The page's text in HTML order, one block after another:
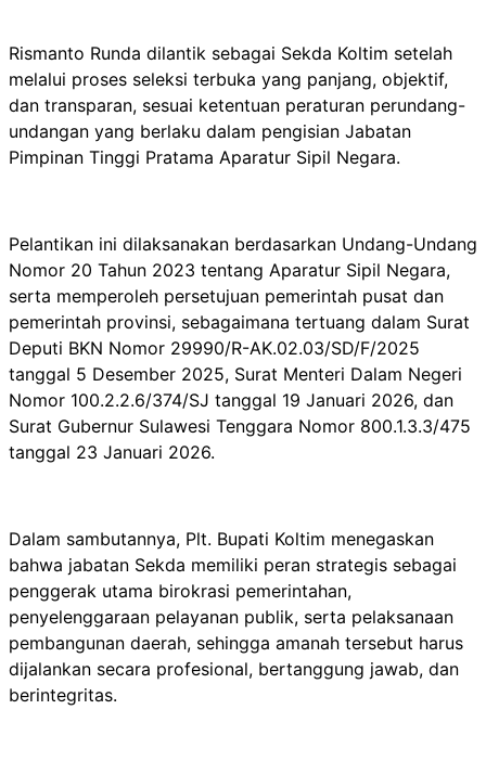
Rismanto Runda dilantik sebagai Sekda Koltim setelah
melalui proses seleksi terbuka yang panjang, objektif,
dan transparan, sesuai ketentuan peraturan perundang-
undangan yang berlaku dalam pengisian Jabatan
Pimpinan Tinggi Pratama Aparatur Sipil Negara.
Pelantikan ini dilaksanakan berdasarkan Undang-Undang
Nomor 20 Tahun 2023 tentang Aparatur Sipil Negara,
serta memperoleh persetujuan pemerintah pusat dan
pemerintah provinsi, sebagaimana tertuang dalam Surat
Deputi BKN Nomor 29990/R-AK.02.03/SD/F/2025
tanggal 5 Desember 2025, Surat Menteri Dalam Negeri
Nomor 100.2.2.6/374/SJ tanggal 19 Januari 2026, dan
Surat Gubernur Sulawesi Tenggara Nomor 800.1.3.3/475
tanggal 23 Januari 2026.
Dalam sambutannya, Plt. Bupati Koltim menegaskan
bahwa jabatan Sekda memiliki peran strategis sebagai
penggerak utama birokrasi pemerintahan,
penyelenggaraan pelayanan publik, serta pelaksanaan
pembangunan daerah, sehingga amanah tersebut harus
dijalankan secara profesional, bertanggung jawab, dan
berintegritas.